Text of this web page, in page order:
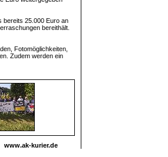
bereits 25.000 Euro an
bereithält.
Fotomöglichkeiten,
Zudem werden ein
www.ak-kurier.de